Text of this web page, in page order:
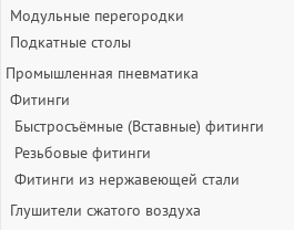
Модульные перегородки
Подкатные столы
Промышленная пневматика
Фитинги
Быстросъёмные (Вставные) фитинги
Резьбовые фитинги
Фитинги из нержавеющей стали
Глушители сжатого воздуха